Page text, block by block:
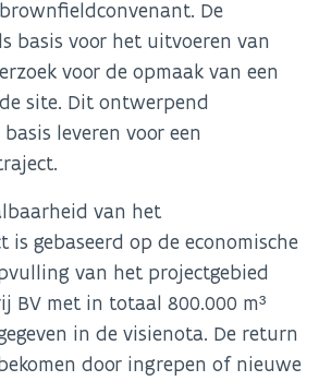
De
basis voor het uitvoeren van
voor de opmaak van een
site. Dit ontwerpend
leveren voor een
van het
gebaseerd op de economische
van het projectgebied
BV met in totaal 800.000 m³
in de visienota. De return
door ingrepen of nieuwe